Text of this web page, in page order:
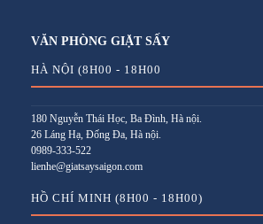
VĂN PHÒNG GIẶT SẤY
HÀ NỘI (8H00 - 18H00
180 Nguyễn Thái Học, Ba Đình, Hà nội.
26 Láng Hạ, Đống Đa, Hà nội.
0989-333-522
lienhe@giatsaysaigon.com
HỒ CHÍ MINH (8H00 - 18H00)